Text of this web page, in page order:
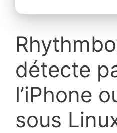
détecte
l’iPhone
sous